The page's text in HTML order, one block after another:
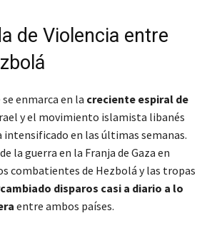
de Violencia entre
enmarca en la creciente espiral de
y el movimiento islamista libanés
intensificado en las últimas semanas.
la guerra en la Franja de Gaza en
combatientes de Hezbolá y las tropas
disparos casi a diario a lo
entre ambos países.